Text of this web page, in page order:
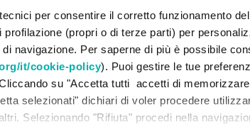
per consentire il corretto funzionamento
(propri o di terze parti) per
navigazione. Per saperne di più è possibile
it/cookie-policy). Puoi gestire le tue
su "Accetta tutti accetti di
selezionati" dichiari di voler procedere
Selezionando "Rifiuta" procedi nella